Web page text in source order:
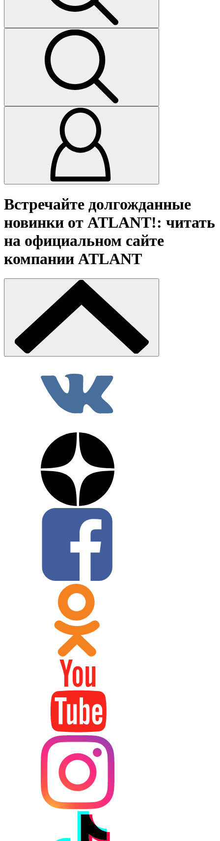
Встречайте долгожданные
новинки от ATLANT!: читать
на официальном сайте
компании ATLANT